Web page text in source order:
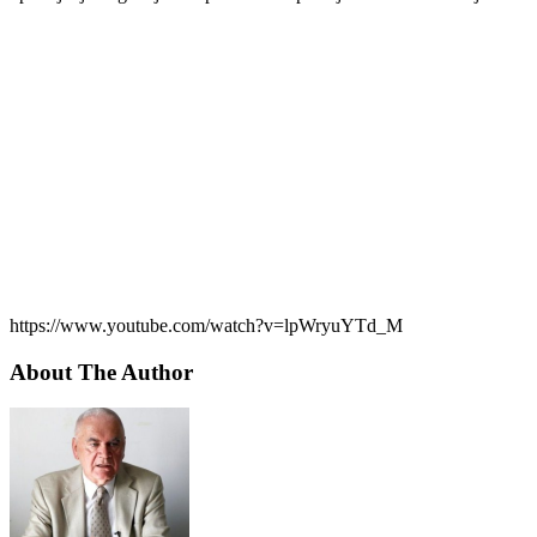
https://www.youtube.com/watch?v=lpWryuYTd_M
About The Author